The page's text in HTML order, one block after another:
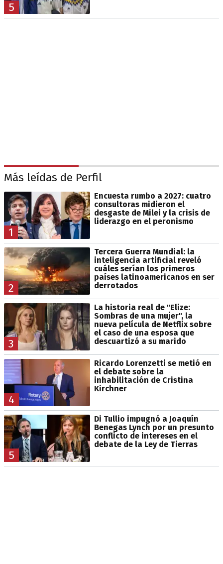
5
Más leídas de Perfil
1
Encuesta rumbo a 2027: cuatro
consultoras midieron el
desgaste de Milei y la crisis de
liderazgo en el peronismo
2
Tercera Guerra Mundial: la
inteligencia artificial reveló
cuáles serían los primeros
países latinoamericanos en ser
derrotados
3
La historia real de "Elize:
Sombras de una mujer", la
nueva película de Netflix sobre
el caso de una esposa que
descuartizó a su marido
4
Ricardo Lorenzetti se metió en
el debate sobre la
inhabilitación de Cristina
Kirchner
5
Di Tullio impugnó a Joaquín
Benegas Lynch por un presunto
conflicto de intereses en el
debate de la Ley de Tierras